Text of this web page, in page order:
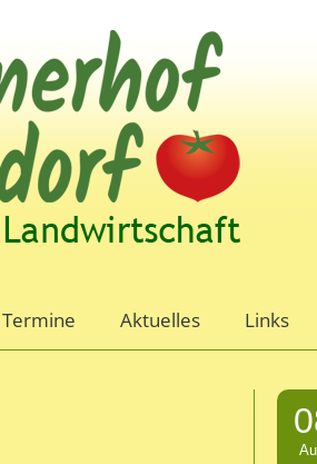
Termine Aktuelles Links